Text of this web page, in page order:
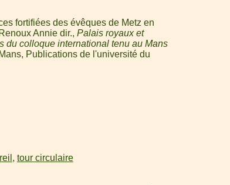
fortifiées des évêques de Metz en
Annie dir., Palais royaux et
du colloque international tenu au Mans
Publications de l'université du
, tour circulaire